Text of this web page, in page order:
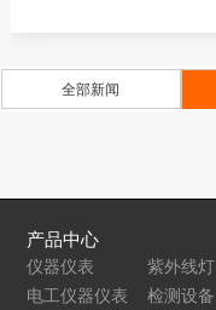
1000N/DS2-
500N/DS2-
全部新闻
产品中心
仪器仪表 紫外线灯
电工仪器仪表
检测设备